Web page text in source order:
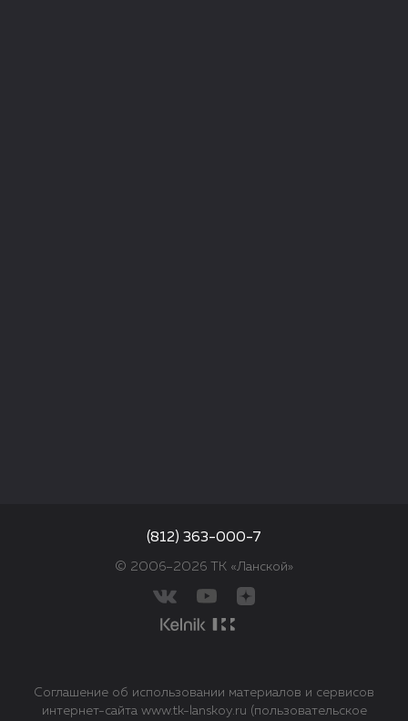
© 2006–2026 ТК «Ланской»
(812) 363-000-7
Соглашение об использовании материалов и сервисов
интернет-сайта www.tk-lanskoy.ru (пользовательское